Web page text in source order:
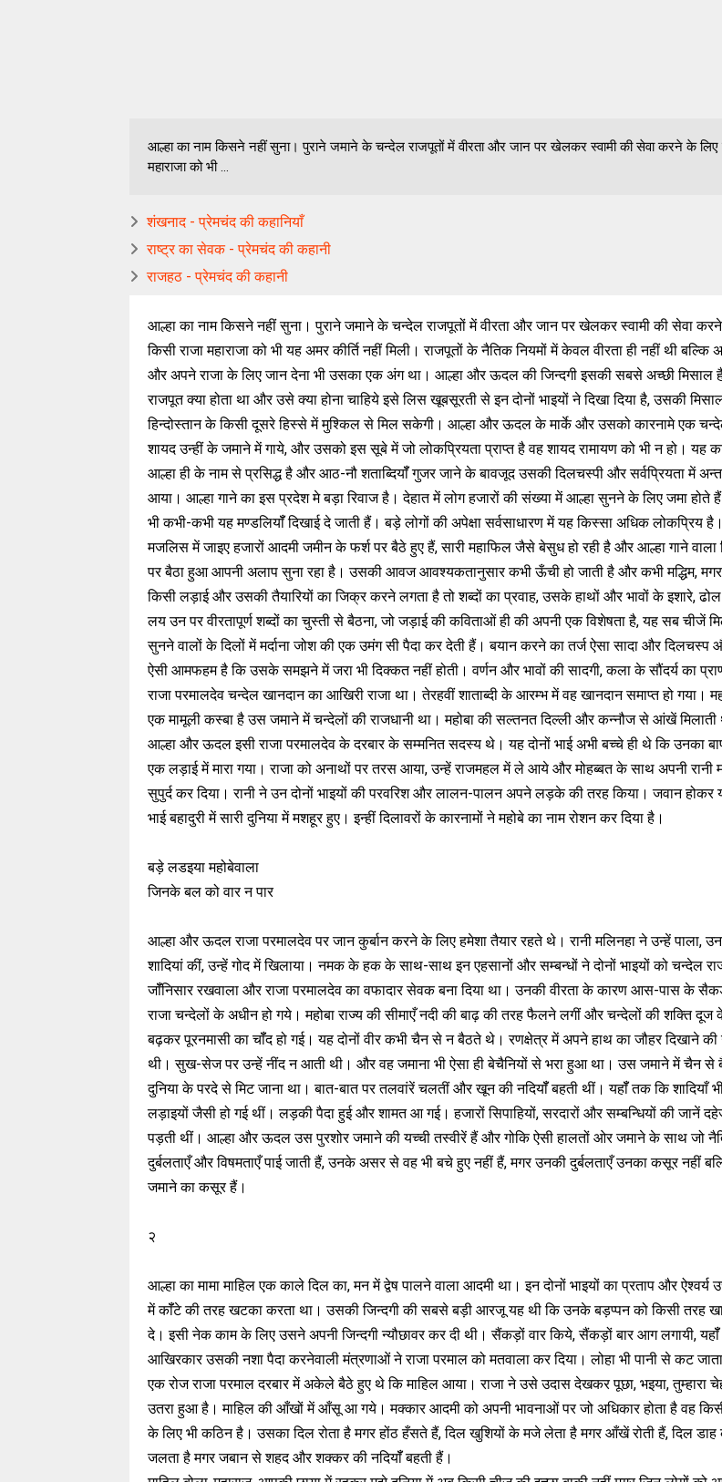
आल्हा का नाम किसने नहीं सुना। पुराने जमाने के चन्देल राजपूतों में वीरता और जान पर खेलकर स्वामी की सेवा करने के लिए
महाराजा को भी ...
शंखनाद - प्रेमचंद की कहानियाँ
राष्ट्र का सेवक - प्रेमचंद की कहानी
राजहठ - प्रेमचंद की कहानी
आल्हा का नाम किसने नहीं सुना। पुराने जमाने के चन्देल राजपूतों में वीरता और जान पर खेलकर स्वामी की सेवा
किसी राजा महाराजा को भी यह अमर कीर्ति नहीं मिली। राजपूतों के नैतिक नियमों में केवल वीरता ही नहीं थी बल्कि
और अपने राजा के लिए जान देना भी उसका एक अंग था। आल्हा और ऊदल की जिन्दगी इसकी सबसे अच्छी मिसाल
राजपूत क्या होता था और उसे क्या होना चाहिये इसे लिस खूबसूरती से इन दोनों भाइयों ने दिखा दिया है, उसकी
हिन्दोस्तान के किसी दूसरे हिस्से में मुश्किल से मिल सकेगी। आल्हा और ऊदल के मार्के और उसको कारनामे एक
शायद उन्हीं के जमाने में गाये, और उसको इस सूबे में जो लोकप्रियता प्राप्त है वह शायद रामायण को भी न हो। यह
आल्हा ही के नाम से प्रसिद्ध है और आठ-नौ शताब्दियॉँ गुजर जाने के बावजूद उसकी दिलचस्पी और सर्वप्रियता में
आया। आल्हा गाने का इस प्रदेश मे बड़ा रिवाज है। देहात में लोग हजारों की संख्या में आल्हा सुनने के लिए जमा होते
भी कभी-कभी यह मण्डलियॉँ दिखाई दे जाती हैं। बड़े लोगों की अपेक्षा सर्वसाधारण में यह किस्सा अधिक लोकप्रिय
मजलिस में जाइए हजारों आदमी जमीन के फर्श पर बैठे हुए हैं, सारी महाफिल जैसे बेसुध हो रही है और आल्हा गाने वाला
पर बैठा हुआ आपनी अलाप सुना रहा है। उसकी आवज आवश्यकतानुसार कभी ऊँची हो जाती है और कभी मद्धिम,
किसी लड़ाई और उसकी तैयारियों का जिक्र करने लगता है तो शब्दों का प्रवाह, उसके हाथों और भावों के इशारे, ढोल
लय उन पर वीरतापूर्ण शब्दों का चुस्ती से बैठना, जो जड़ाई की कविताओं ही की अपनी एक विशेषता है, यह सब चीजें
सुनने वालों के दिलों में मर्दाना जोश की एक उमंग सी पैदा कर देती हैं। बयान करने का तर्ज ऐसा सादा और दिलचस्प
ऐसी आमफहम है कि उसके समझने में जरा भी दिक्कत नहीं होती। वर्णन और भावों की सादगी, कला के सौंदर्य का
राजा परमालदेव चन्देल खानदान का आखिरी राजा था। तेरहवीं शाताब्दी के आरम्भ में वह खानदान समाप्त हो गया।
एक मामूली कस्बा है उस जमाने में चन्देलों की राजधानी था। महोबा की सल्तनत दिल्ली और कन्नौज से आंखें मिलाती
आल्हा और ऊदल इसी राजा परमालदेव के दरबार के सम्मनित सदस्य थे। यह दोनों भाई अभी बच्चे ही थे कि उनका
एक लड़ाई में मारा गया। राजा को अनाथों पर तरस आया, उन्हें राजमहल में ले आये और मोहब्बत के साथ अपनी रानी
सुपुर्द कर दिया। रानी ने उन दोनों भाइयों की परवरिश और लालन-पालन अपने लड़के की तरह किया। जवान होकर
भाई बहादुरी में सारी दुनिया में मशहूर हुए। इन्हीं दिलावरों के कारनामों ने महोबे का नाम रोशन कर दिया है।
बड़े लडइया महोबेवाला
जिनके बल को वार न पार
आल्हा और ऊदल राजा परमालदेव पर जान कुर्बान करने के लिए हमेशा तैयार रहते थे। रानी मलिनहा ने उन्हें पाला,
शादियां कीं, उन्हें गोद में खिलाया। नमक के हक के साथ-साथ इन एहसानों और सम्बन्धों ने दोनों भाइयों को चन्देल
जॉँनिसार रखवाला और राजा परमालदेव का वफादार सेवक बना दिया था। उनकी वीरता के कारण आस-पास के
राजा चन्देलों के अधीन हो गये। महोबा राज्य की सीमाएँ नदी की बाढ़ की तरह फैलने लगीं और चन्देलों की शक्ति दूज
बढ़कर पूरनमासी का चॉँद हो गई। यह दोनों वीर कभी चैन से न बैठते थे। रणक्षेत्र में अपने हाथ का जौहर दिखाने की
थी। सुख-सेज पर उन्हें नींद न आती थी। और वह जमाना भी ऐसा ही बेचैनियों से भरा हुआ था। उस जमाने में चैन से
दुनिया के परदे से मिट जाना था। बात-बात पर तलवांरें चलतीं और खून की नदियॉँ बहती थीं। यहॉँ तक कि शादियाँ
लड़ाइयों जैसी हो गई थीं। लड़की पैदा हुई और शामत आ गई। हजारों सिपाहियों, सरदारों और सम्बन्धियों की जानें
पड़ती थीं। आल्हा और ऊदल उस पुरशोर जमाने की यच्ची तस्वीरें हैं और गोकि ऐसी हालतों ओर जमाने के साथ जो
दुर्बलताएँ और विषमताएँ पाई जाती हैं, उनके असर से वह भी बचे हुए नहीं हैं, मगर उनकी दुर्बलताएँ उनका कसूर नहीं
जमाने का कसूर हैं।
२
आल्हा का मामा माहिल एक काले दिल का, मन में द्वेष पालने वाला आदमी था। इन दोनों भाइयों का प्रताप और
में कॉँटे की तरह खटका करता था। उसकी जिन्दगी की सबसे बड़ी आरजू यह थी कि उनके बड़प्पन को किसी तरह
दे। इसी नेक काम के लिए उसने अपनी जिन्दगी न्यौछावर कर दी थी। सैंकड़ों वार किये, सैंकड़ों बार आग लगायी,
आखिरकार उसकी नशा पैदा करनेवाली मंत्रणाओं ने राजा परमाल को मतवाला कर दिया। लोहा भी पानी से कट
एक रोज राजा परमाल दरबार में अकेले बैठे हुए थे कि माहिल आया। राजा ने उसे उदास देखकर पूछा, भइया, तुम्हारा
उतरा हुआ है। माहिल की आँखों में आँसू आ गये। मक्कार आदमी को अपनी भावनाओं पर जो अधिकार होता है वह
के लिए भी कठिन है। उसका दिल रोता है मगर होंठ हँसते हैं, दिल खुशियों के मजे लेता है मगर आँखें रोती हैं, दिल
जलता है मगर जबान से शहद और शक्कर की नदियॉँ बहती हैं।